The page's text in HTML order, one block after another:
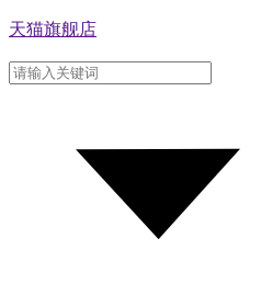
天猫旗舰店